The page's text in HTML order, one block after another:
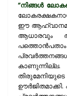
”നിങ്ങള്‍
ഈ
ആധാരവും